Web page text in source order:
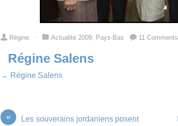
Régine ⋅ Actualité 2009, Pays-Bas 11 Comments
Régine Salens
→ Régine Salens
«
Les souverains jordaniens posent